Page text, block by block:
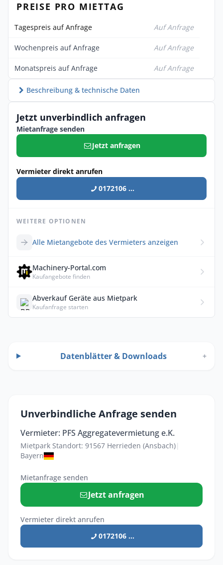
PREISE PRO MIETTAG
Tagespreis auf Anfrage Auf Anfrage
Wochenpreis auf Anfrage Auf Anfrage
Monatspreis auf Anfrage Auf Anfrage
Beschreibung & technische Daten
Jetzt unverbindlich anfragen
Mietanfrage senden
Jetzt anfragen
Vermieter direkt anrufen
0172106 ...
WEITERE OPTIONEN
Alle Mietangebote des Vermieters anzeigen
Machinery-Portal.com
Kaufangebote finden
Abverkauf Geräte aus Mietpark
Kaufanfrage starten
Datenblätter & Downloads +
Unverbindliche Anfrage senden
Vermieter: PFS Aggregatevermietung e.K.
Mietpark Standort: 91567 Herrieden (Ansbach)|
Bayern
Mietanfrage senden
Jetzt anfragen
Vermieter direkt anrufen
0172106 ...